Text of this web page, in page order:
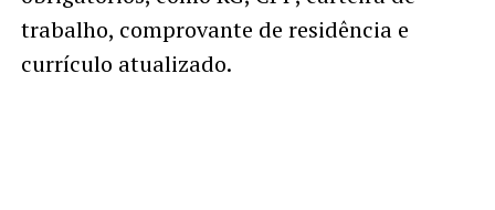
trabalho, comprovante de residência e
currículo atualizado.